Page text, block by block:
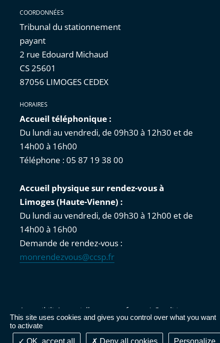
This site uses cookies and gives you control over what you want
to activate
OK, accept all
Deny all cookies Personalize
COORDONNÉES
Tribunal du stationnement
payant
2 rue Edouard Michaud
CS 25601
87056 LIMOGES CEDEX
HORAIRES
Accueil téléphonique :
Du lundi au vendredi, de 09h30 à 12h30 et de
14h00 à 16h00
Téléphone : 05 87 19 38 00
Accueil physique sur rendez-vous à
Limoges (Haute-Vienne) :
Du lundi au vendredi, de 09h30 à 12h00 et de
14h00 à 16h00
Demande de rendez-vous :
monrendezvous@ccsp.fr
Accessibilité : partiellement conforme | Conditions
générales d'utilisation
| Mentions légales Cookies
Délégation de signature et de désignation du TSP